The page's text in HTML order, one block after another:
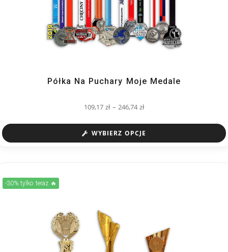
Półka Na Puchary Moje Medale
109,17zł – 246,74zł
WYBIERZ OPCJE
-30% tylko teraz 🔥